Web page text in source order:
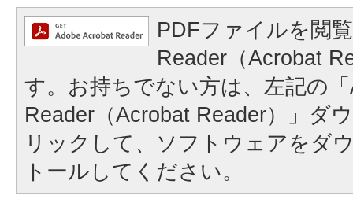
PDFファイルを閲
Reader（Acrobat
す。お持ちでない方は、左記の
Reader（Acrobat Reader）」ダ
リックして、ソフトウェアをダ
トールしてください。